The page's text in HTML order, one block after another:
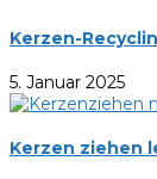
Kerzen-
5. Januar 2025
Kerzen ziehen